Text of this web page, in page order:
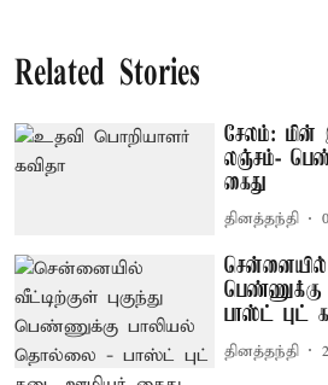
Related Stories
சேலம்:
லஞ்சம்-
கைது
தினத்தந்தி
சென்னையில்
பாஸ்ட் புட்
தினத்தந்தி